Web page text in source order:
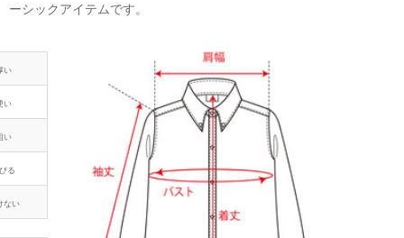
ーシックアイテムです。
い
い
い
る
ない